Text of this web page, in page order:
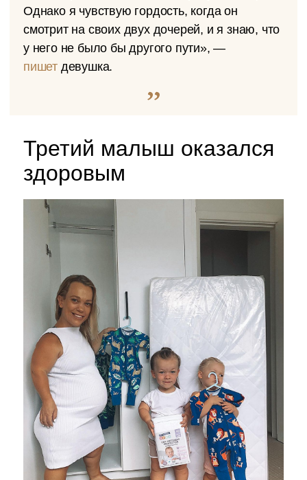
Однако я чувствую гордость, когда он
смотрит на своих двух дочерей, и я знаю, что
у него не было бы другого пути», —
пишет девушка.
Третий малыш оказался
здоровым